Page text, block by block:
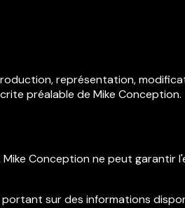
représentation,
préalable de Mike Conception.
Conception ne peut garantir
sur des informations